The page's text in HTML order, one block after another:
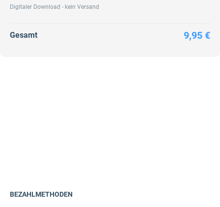
Digitaler Download - kein Versand
Gesamt 9,95 €
BEZAHLMETHODEN